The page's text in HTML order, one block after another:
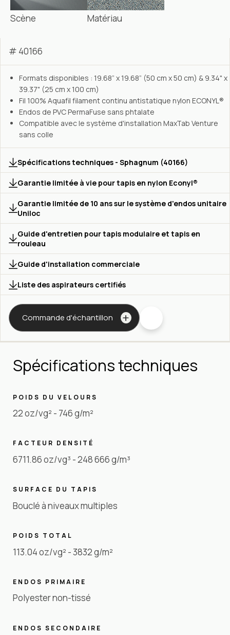
Scène Matériau
# 40166
Formats disponibles : 19.68” x 19.68” (50 cm x 50 cm) & 9.34" x
39.37" (25 cm x 100 cm)
Fil 100% Aquafil filament continu antistatique nylon ECONYL®
Endos de PVC PermaFuse sans phtalate
Compatible avec le système d'installation MaxTab Venture
sans colle
Spécifications techniques - Sphagnum (40166)
Garantie limitée à vie pour tapis en nylon Econyl®
Garantie limitée de 10 ans sur le système d'endos unitaire
Uniloc
Guide d'entretien pour tapis modulaire et tapis en
rouleau
Guide d'installation commerciale
Liste des aspirateurs certifiés
Commande d'échantillon
Spécifications techniques
POIDS DU VELOURS
22 oz/vg² - 746 g/m²
FACTEUR DENSITÉ
6711.86 oz/vg³ - 248 666 g/m³
SURFACE DU TAPIS
Bouclé à niveaux multiples
POIDS TOTAL
113.04 oz/vg² - 3832 g/m²
ENDOS PRIMAIRE
Polyester non-tissé
ENDOS SECONDAIRE